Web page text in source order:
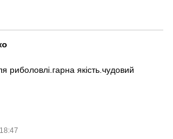
риболовлі.гарна якість.чудовий